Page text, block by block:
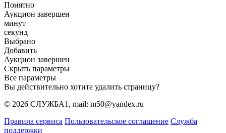
Понятно
Аукцион завершен
минут
секунд
Выбрано
Добавить
Аукцион завершен
Скрыть параметры
Все параметры
Вы действительно хотите удалить страницу?
© 2026 СЛУЖБА1, mail: m50@yandex.ru
Правила сервиса Пользовательское соглашение Служба
поддержки